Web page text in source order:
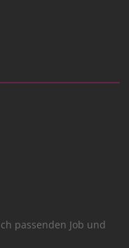
passenden Job und